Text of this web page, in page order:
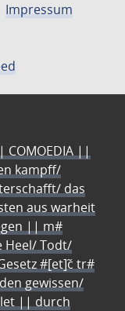
Impressum
||
kampff/
das
aus warheit
|| m#
Heel/ Todt/
#[et]c̃ tr#
gewissen/
|| durch